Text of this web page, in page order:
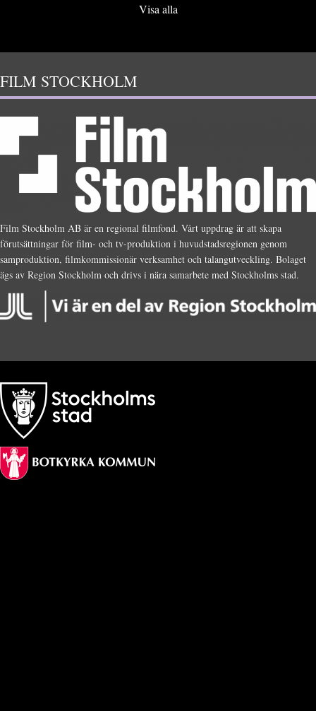
Visa alla
FILM STOCKHOLM
Film Stockholm AB är en regional filmfond. Vårt uppdrag är att skapa
förutsättningar för film- och tv-produktion i huvudstadsregionen genom
samproduktion, filmkommissionär verksamhet och talangutveckling. Bolaget
ägs av Region Stockholm och drivs i nära samarbete med Stockholms stad.